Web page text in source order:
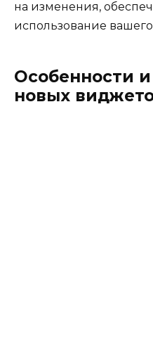
на изменения,
использование
Особенности
новых